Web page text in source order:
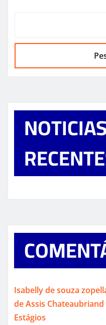
NOTICIAS
Isabelly de souza
de Assis
Estágios